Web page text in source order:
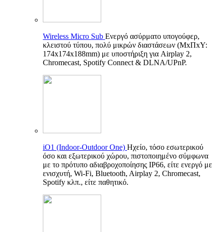
Wireless Micro Sub Ενεργό ασύρματο υπογούφερ,
κλειστού τύπου, πολύ μικρών διαστάσεων (ΜxΠxΥ:
174x174x188mm) με υποστήριξη για Airplay 2,
Chromecast, Spotify Connect & DLNA/UPnP.
iO1 (Indoor-Outdoor One) Ηχείο, τόσο εσωτερικού
όσο και εξωτερικού χώρου, πιστοποιημένο σύμφωνα
με το πρότυπο αδιαβροχοποίησης IP66, είτε ενεργό με
ενισχυτή, Wi-Fi, Bluetooth, Airplay 2, Chromecast,
Spotify κλπ., είτε παθητικό.